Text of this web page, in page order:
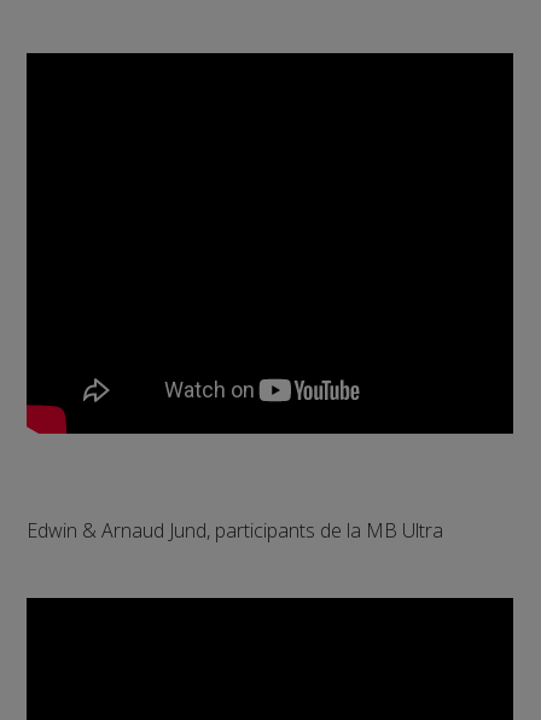
Edwin & Arnaud Jund, participants de la MB Ultra